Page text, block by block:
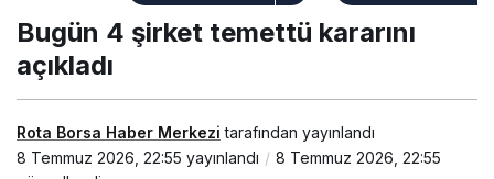
Bugün 4 şirket temettü kararını
açıkladı
Rota Borsa Haber Merkezi tarafından yayınlandı
8 Temmuz 2026, 22:55 yayınlandı
8 Temmuz 2026, 22:55